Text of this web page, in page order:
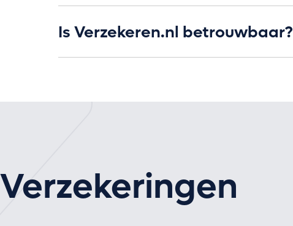
Is Verzekeren.nl betrouwbaar?
Verzekeringen